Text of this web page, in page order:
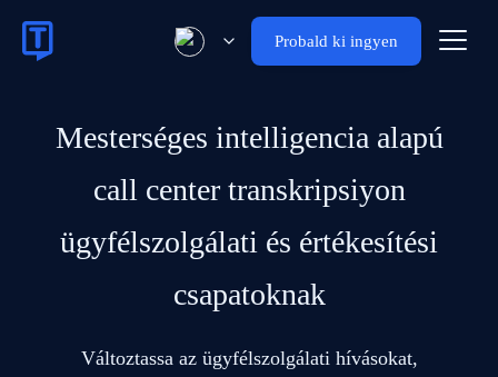
Probald ki ingyen
Mesterséges intelligencia alapú
call center transkripsiyon
ügyfélszolgálati és értékesítési
csapatoknak
Változtassa az ügyfélszolgálati hívásokat,